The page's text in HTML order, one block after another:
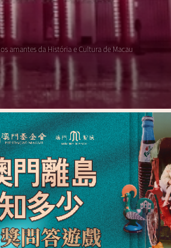
amantes da História e Cultura de Macau